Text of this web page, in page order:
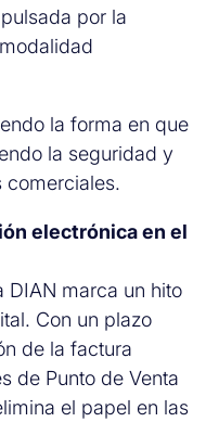
por la
la forma en que
la seguridad y
comerciales.
electrónica en el
DIAN marca un hito
Con un plazo
de la factura
de Punto de Venta
el papel en las